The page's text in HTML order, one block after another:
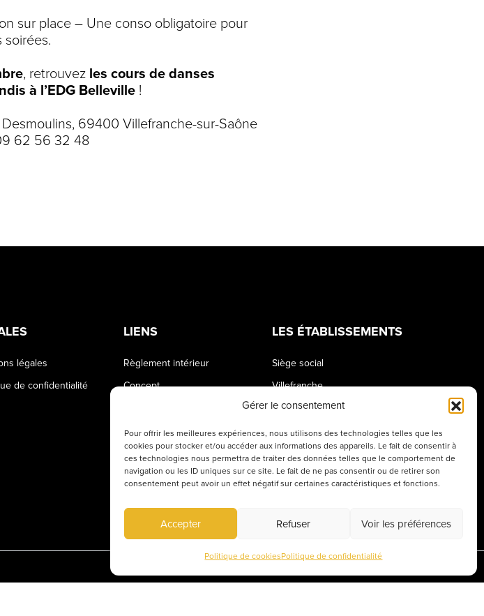
Gérer le consentement
Pour offrir les meilleures expériences, nous utilisons des technologies telles que les
cookies pour stocker et/ou accéder aux informations des appareils. Le fait de consentir à
ces technologies nous permettra de traiter des données telles que le comportement de
navigation ou les ID uniques sur ce site. Le fait de ne pas consentir ou de retirer son
consentement peut avoir un effet négatif sur certaines caractéristiques et fonctions.
Accepter Refuser Voir les préférences
Politique de cookiesPolitique de confidentialité
sur place – Une conso obligatoire pour
soirées.
, retrouvez les cours de danses
à l’EDG Belleville !
Desmoulins, 69400 Villefranche-sur-Saône
62 56 32 48
légales
de confidentialité
LIENS
Règlement intérieur
Concept
LES ÉTABLISSEMENTS
Siège social
Villefranche
Belleville